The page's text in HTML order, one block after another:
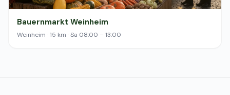
Bauernmarkt Weinheim
Weinheim · 15 km · Sa 08:00 – 13:00